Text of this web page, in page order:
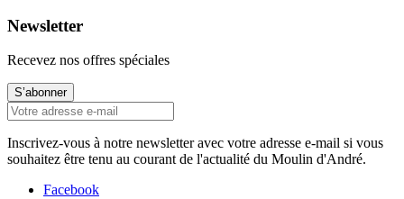
Newsletter
Recevez nos offres spéciales
S’abonner
Inscrivez-vous à notre newsletter avec votre adresse e-mail si vous
souhaitez être tenu au courant de l'actualité du Moulin d'André.
Facebook